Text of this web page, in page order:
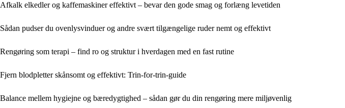
Afkalk elkedler og kaffemaskiner effektivt – bevar den gode smag og forlæng levetiden
Sådan pudser du ovenlysvinduer og andre svært tilgængelige ruder nemt og effektivt
Rengøring som terapi – find ro og struktur i hverdagen med en fast rutine
Fjern blodpletter skånsomt og effektivt: Trin-for-trin-guide
Balance mellem hygiejne og bæredygtighed – sådan gør du din rengøring mere miljøvenlig